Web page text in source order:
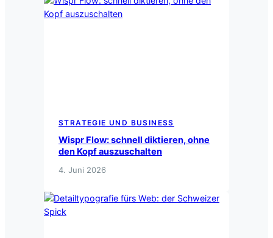
STRATEGIE UND BUSINESS
Wispr Flow: schnell diktieren, ohne
den Kopf auszuschalten
4. Juni 2026